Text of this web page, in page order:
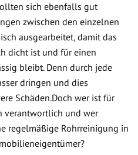
sich ebenfalls gut
zwischen den einzelnen
ausgearbeitet, damit das
dicht ist und für einen
bleibt. Denn durch jede
dringen und dies
Schäden.Doch wer ist für
verantwortlich und wer
regelmäßige Rohrreinigung in